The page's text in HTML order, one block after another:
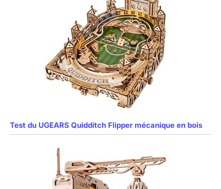
Test du UGEARS Quidditch Flipper mécanique en bois